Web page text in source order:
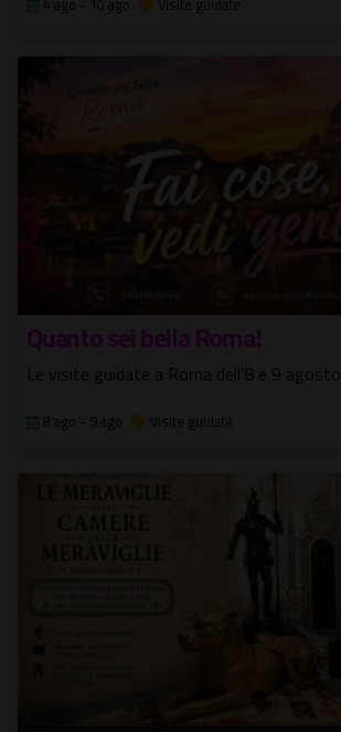
Quanto sei bella Roma!
Le visite guidate a Roma dell'8 e 9 agosto
8 ago - 9 ago Visite guidate